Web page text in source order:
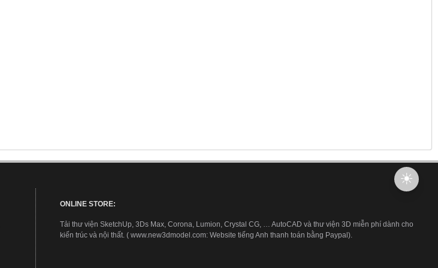
ONLINE STORE:
Tải thư viện SketchUp, 3Ds Max, Corona, Lumion, Crystal CG, … AutoCAD và thư viện 3D miễn phí dành cho
kiến trúc và nội thất. ( www.new3dmodel.com: Website tiếng Anh thanh toán bằng Paypal).